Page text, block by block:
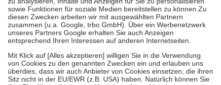
Bei Heilmitteln und häuslicher Krankenpflege beträgt die
Zuzahlung zehn Prozent der Kosten sowie zehn Euro je
Verordnung.
Um das Engagement der Versicherten für ihre eigene Gesundheit zu
stärken und die besondere Stellung der Familie zu unterstützen,
fallenkeine Zuzahlungenan bei:
• Kindern und Jugendlichen bis zum vollendeten 18. Lebensjahr
mit Ausnahme der Fahrkosten